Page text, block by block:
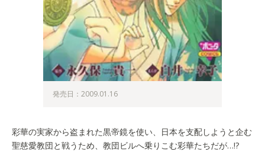
発売日：2009.01.16
彩華の実家から盗まれた黒帝鏡を使い、日本を支配しようと企む
聖慈愛教団と戦うため、教団ビルへ乗りこむ彩華たちだが…!?